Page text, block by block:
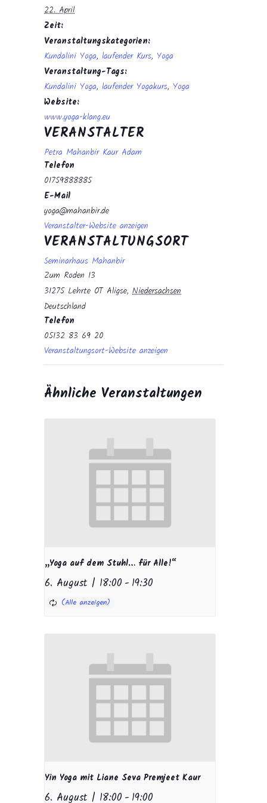
22. April
Zeit:
Veranstaltungskategorien:
Kundalini Yoga, laufender Kurs, Yoga
Veranstaltung-Tags:
Kundalini Yoga, laufender Yogakurs, Yoga
Website:
www.yoga-klang.eu
VERANSTALTUNGSORT
Seminarhaus Mahanbir
Zum Roden 13
31275 Lehrte OT Aligse, Niedersachsen
Deutschland
Telefon
05132 83 69 20
Veranstaltungsort-Website anzeigen
VERANSTALTER
Petra Mahanbir Kaur Adam
Telefon
01759888885
E-Mail
yoga@mahanbir.de
Veranstalter-Website anzeigen
Ähnliche Veranstaltungen
„Yoga auf dem Stuhl… für Alle!“
6. August | 18:00 -19:30
Yin Yoga mit Liane Seva Premjeet Kaur
6. August | 18:00 -19:00